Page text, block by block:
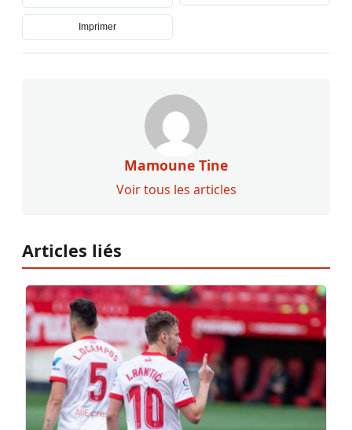
Imprimer
Mamoune Tine
Voir tous les articles
Articles liés